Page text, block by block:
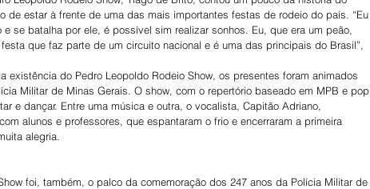
de estar à frente de uma das mais importantes festas de rodeio do país. “Eu
se batalha por ele, é possível sim realizar sonhos. Eu, que era um peão,
que faz parte de um circuito nacional e é uma das principais do Brasil”,
existência do Pedro Leopoldo Rodeio Show, os presentes foram animados
Militar de Minas Gerais. O show, com o repertório baseado em MPB e pop
e dançar. Entre uma música e outra, o vocalista, Capitão Adriano,
alunos e professores, que espantaram o frio e encerraram a primeira
alegria.
foi, também, o palco da comemoração dos 247 anos da Polícia Militar de